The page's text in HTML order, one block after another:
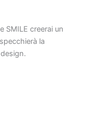
SMILE creerai un
la